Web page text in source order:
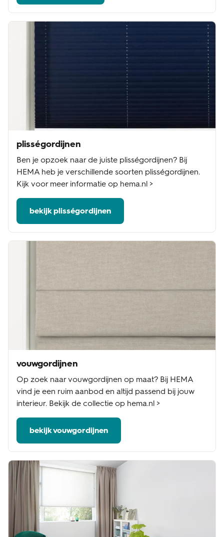
plisségordijnen
Ben je opzoek naar de juiste plisségordijnen? Bij
HEMA heb je verschillende soorten plisségordijnen.
Kijk voor meer informatie op hema.nl >
bekijk plisségordijnen
vouwgordijnen
Op zoek naar vouwgordijnen op maat? Bij HEMA
vind je een ruim aanbod en altijd passend bij jouw
interieur. Bekijk de collectie op hema.nl >
bekijk vouwgordijnen